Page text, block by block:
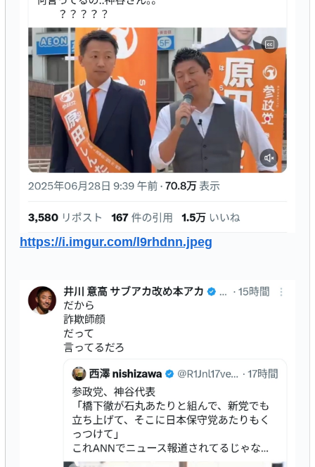
https://i.imgur.com/l9rhdnn.jpeg